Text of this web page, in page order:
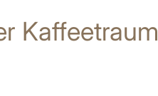
Kaffeetraum